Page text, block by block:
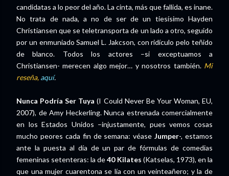
candidatas a lo peor del año. La cinta, más que fallida, es inane.
No trata de nada, a no de ser de un tiesísimo Hayden
Christiansen que se teletransporta de un lado a otro, seguido
por un enmuniado Samuel L. Jakcson, con ridículo pelo teñido
de blanco. Todos los actores –si exceptuamos a
Christiansen- merecen algo mejor… y nosotros también. Mi
reseña, aquí.
Nunca Podría Ser Tuya (I Could Never Be Your Woman, EU,
2007), de Amy Heckerling. Nunca estrenada comercialmente
en los Estados Unidos –injustamente, pues vemos cosas
mucho peores cada fin de semana: véaseJumper-, estamos
ante la puesta al día de un par de fórmulas de comedias
femeninas setenteras: la de40 Kilates (Katselas, 1973), en la
que una mujer cuarentona se lía con un veinteañero; y la de